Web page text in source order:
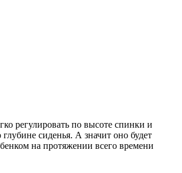
регулировать по высоте спинки и
сиденья. А значит оно будет
на протяжении всего времени